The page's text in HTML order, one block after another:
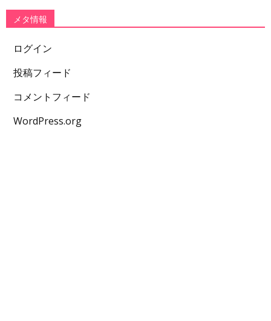
メタ情報
ログイン
投稿フィード
コメントフィード
WordPress.org